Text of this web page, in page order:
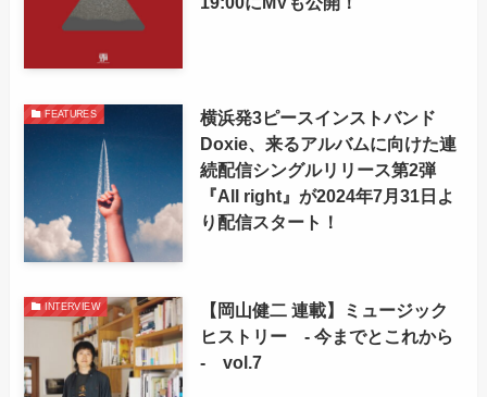
FEATURES
横浜発3ピースインストバンド
Doxie、来るアルバムに向けた連
続配信シングルリリース第2弾
『All right』が2024年7月31日よ
り配信スタート！
INTERVIEW
【岡山健二 連載】ミュージック
ヒストリー - 今までとこれから
- vol.7